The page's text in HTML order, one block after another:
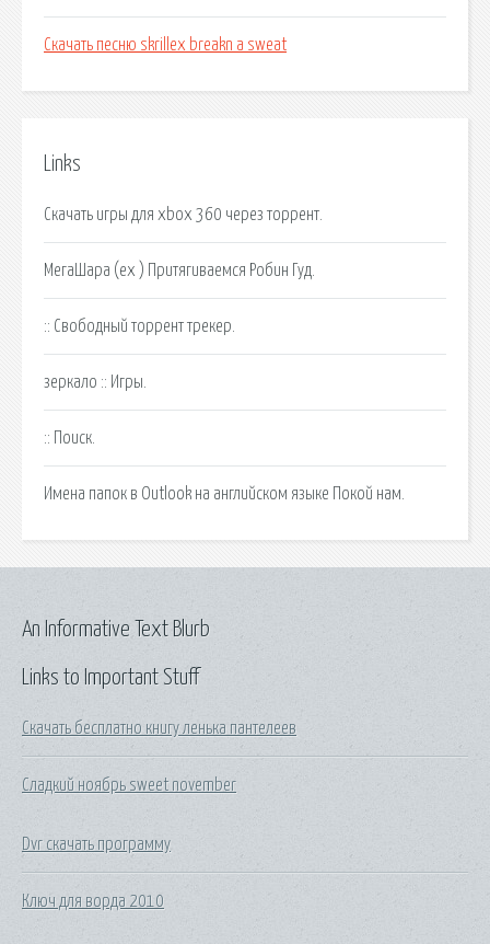
Скачать песню skrillex breakn a sweat
Links
Скачать игры для xbox 360 через торрент.
МегаШара (ex ) Притягиваемся Робин Гуд.
:: Свободный торрент трекер.
зеркало :: Игры.
:: Поиск.
Имена папок в Outlook на английском языке Покой нам.
Links to Important Stuff
Скачать бесплатно книгу ленька пантелеев
Сладкий ноябрь sweet november
Dvr скачать программу
Ключ для ворда 2010
An Informative Text Blurb